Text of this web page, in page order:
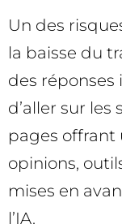
Un des
la baisse du
des
d’aller sur les
pages offrant
opinions,
mises en
l’IA.